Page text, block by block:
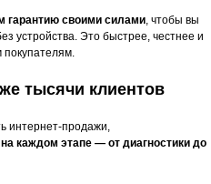
гарантию своими силами, чтобы вы
устройства. Это быстрее, честнее и
покупателям.
тысячи клиентов
интернет-продажи,
каждом этапе — от диагностики до